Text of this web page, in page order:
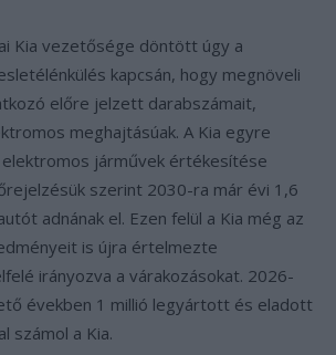
Kia vezetősége döntött úgy a
kapcsán, hogy megnöveli
előre jelzett darabszámait,
meghajtásúak. A Kia egyre
elektromos járművek értékesítése
szerint 2030-ra már évi 1,6
adnának el. Ezen felül a Kia még az
is újra értelmezte
irányozva a várakozásokat. 2026-
években 1 millió legyártott és eladott
számol a Kia.